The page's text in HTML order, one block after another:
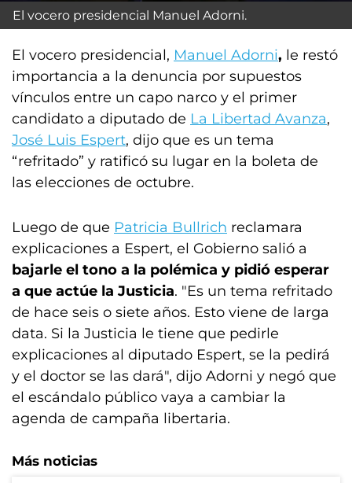
El vocero presidencial Manuel Adorni.
El vocero presidencial, Manuel Adorni, le restó
importancia a la denuncia por supuestos
vínculos entre un capo narco y el primer
candidato a diputado de La Libertad Avanza,
José Luis Espert, dijo que es un tema
“refritado” y ratificó su lugar en la boleta de
las elecciones de octubre.
Luego de que Patricia Bullrich reclamara
explicaciones a Espert, el Gobierno salió a
bajarle el tono a la polémica y pidió esperar
a que actúe la Justicia. "Es un tema refritado
de hace seis o siete años. Esto viene de larga
data. Si la Justicia le tiene que pedirle
explicaciones al diputado Espert, se la pedirá
y el doctor se las dará", dijo Adorni y negó que
el escándalo público vaya a cambiar la
agenda de campaña libertaria.
Más noticias